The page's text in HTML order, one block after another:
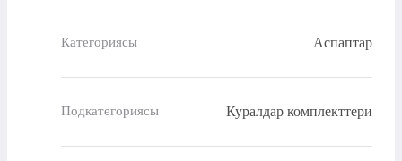
Категориясы Аспаптар
Подкатегориясы Куралдар комплекттери